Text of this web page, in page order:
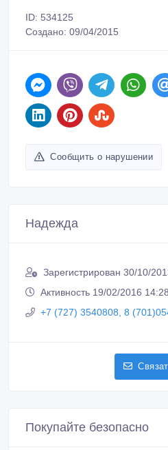
ID: 534125
Создано: 09/04/2015
Сообщить о нарушении
Надежда
Зарегистрирован 30/10/
Активность 19/02/2016 14:28
+7 (727) 3540808, 8
Покупайте безопасно